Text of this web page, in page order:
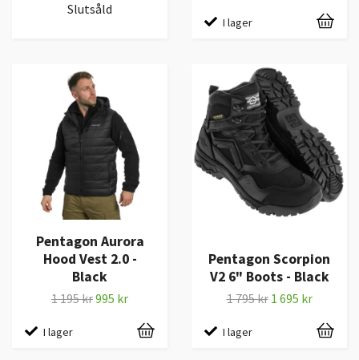
Slutsåld
I lager
Pentagon Aurora
Hood Vest 2.0 -
Black
1 195 kr995 kr
I lager
Pentagon Scorpion
V2 6" Boots - Black
1 795 kr 1 695 kr
I lager